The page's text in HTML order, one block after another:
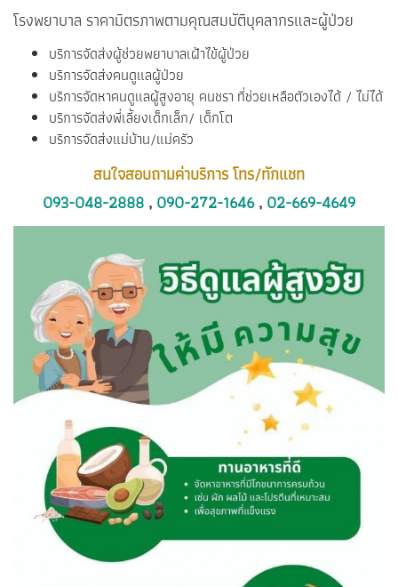
โรงพยาบาล ราคามิตรภาพตามคุณสมบัติบุคลากรและผู้ป่วย
บริการจัดส่งผู้ช่วยพยาบาลเฝ้าไข้ผู้ป่วย
บริการจัดส่งคนดูแลผู้ป่วย
บริการจัดหาคนดูแลผู้สูงอายุ คนชรา ที่ช่วยเหลือตัวเองได้ / ไม่ได้
บริการจัดส่งพี่เลี้ยงเด็กเล็ก/ เด็กโต
บริการจัดส่งแม่บ้าน/แม่ครัว
สนใจสอบถามค่าบริการ โทร/ทักแชท
093-048-2888 , 090-272-1646, 02-669-4649